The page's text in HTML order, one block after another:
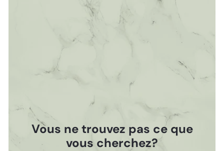
Vous ne trouvez pas ce que
vous cherchez?